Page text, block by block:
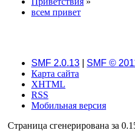
всем привет
SMF 2.0.13 SMF ©
Карта сайта
XHTML
RSS
Мобильная версия
Страница сгенерирована за